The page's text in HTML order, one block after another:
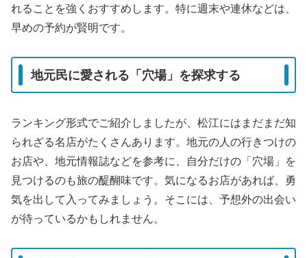
れることを強くおすすめします。特に週末や連休などは、
早めの予約が賢明です。
地元民に愛される「穴場」を探求する
ランキング形式でご紹介しましたが、松江にはまだまだ知
られざる名店がたくさんあります。地元の人の行きつけの
お店や、地元情報誌などを参考に、自分だけの「穴場」を
見つけるのも旅の醍醐味です。気になるお店があれば、勇
気を出して入ってみましょう。そこには、予想外の出会い
が待っているかもしれません。